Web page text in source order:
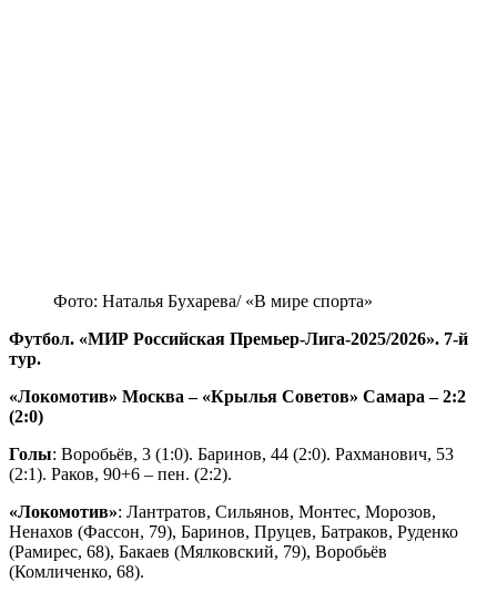
Фото: Наталья Бухарева/ «В мире спорта»
Футбол. «МИР Российская Премьер-Лига-2025/2026». 7-й
тур.
«Локомотив» Москва – «Крылья Советов» Самара – 2:2
(2:0)
Голы: Воробьёв, 3 (1:0). Баринов, 44 (2:0). Рахманович, 53
(2:1). Раков, 90+6 – пен. (2:2).
«Локомотив»: Лантратов, Сильянов, Монтес, Морозов,
Ненахов (Фассон, 79), Баринов, Пруцев, Батраков, Руденко
(Рамирес, 68), Бакаев (Мялковский, 79), Воробьёв
(Комличенко, 68).